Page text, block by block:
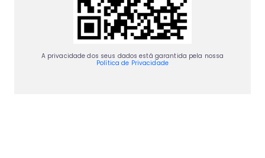
A privacidade dos seus dados está garantida pela nossa
Política de Privacidade